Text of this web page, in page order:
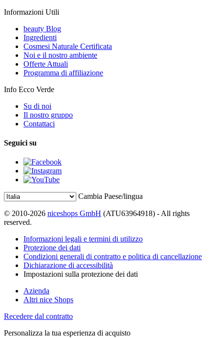
Informazioni Utili
beauty Blog
Ingredienti
Cosmesi Naturale Certificata
Noi e il nostro ambiente
Offerte Attuali
Programma di affiliazione
Info Ecco Verde
Su di noi
Il nostro gruppo
Contattaci
Seguici su
Cambia Paese/lingua
© 2010-2026 niceshops GmbH (ATU63964918) - All rights
reserved.
Informazioni legali e termini di utilizzo
Protezione dei dati
Condizioni generali di contratto e politica di cancellazione
Dichiarazione di accessibilità
Impostazioni sulla protezione dei dati
Azienda
Altri nice Shops
Recedere dal contratto
Personalizza la tua esperienza di acquisto